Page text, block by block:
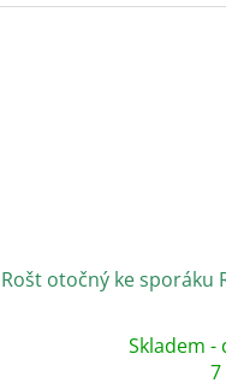
Rošt otočný ke sporáku
Skladem -
7